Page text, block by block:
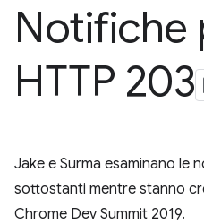
Notifiche
HTTP 203
Jake e Surma esaminano le
sottostanti mentre stanno
Chrome Dev Summit 2019.